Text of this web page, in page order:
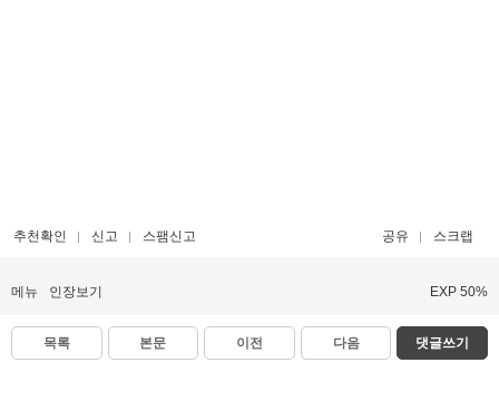
추천확인 신고 스팸신고 공유 스크랩
메뉴 인장보기 EXP 50%
목록 본문 이전 다음 댓글쓰기